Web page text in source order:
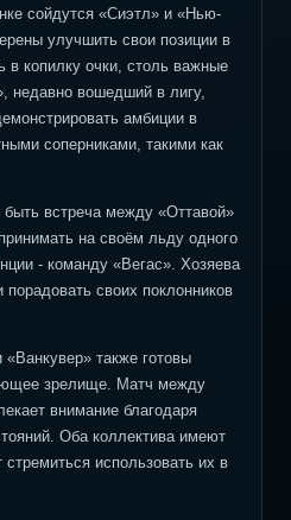
сойдутся «Сиэтл» и «Нью-
улучшить свои позиции в
в копилку очки, столь важные
недавно вошедший в лигу,
амбиции в
соперниками, такими как
встреча между «Оттавой»
на своём льду одного
- команду «Вегас». Хозяева
своих поклонников
также готовы
зрелище. Матч между
внимание благодаря
Оба коллектива имеют
использовать их в